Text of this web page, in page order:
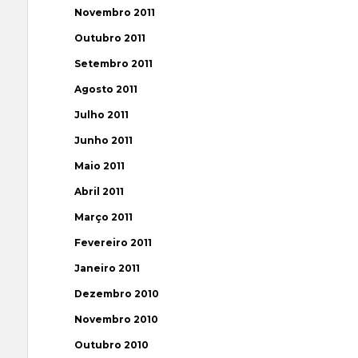
Novembro 2011
Outubro 2011
Setembro 2011
Agosto 2011
Julho 2011
Junho 2011
Maio 2011
Abril 2011
Março 2011
Fevereiro 2011
Janeiro 2011
Dezembro 2010
Novembro 2010
Outubro 2010